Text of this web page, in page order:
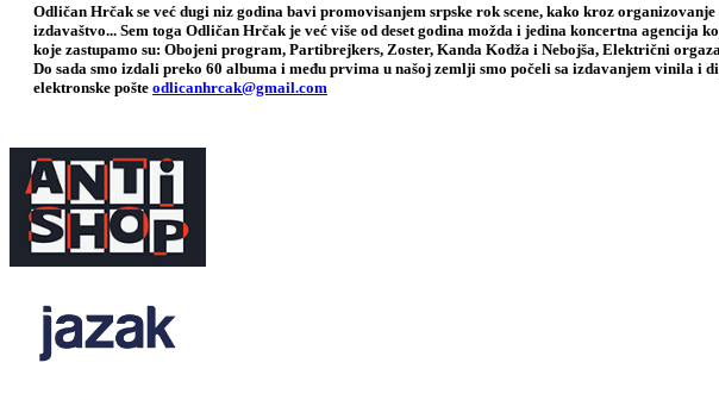
Odličan Hrčak se već dugi niz godina bavi promovisanjem srpske rok scene, kako kroz
izdavaštvo... Sem toga Odličan Hrčak je već više od deset godina možda i jedina koncertna agencija
koje zastupamo su: Obojeni program, Partibrejkers, Zoster, Kanda Kodža i Nebojša, Električni
Do sada smo izdali preko 60 albuma i među prvima u našoj zemlji smo počeli sa izdavanjem vinila i
elektronske pošte odlicanhrcak@gmail.com